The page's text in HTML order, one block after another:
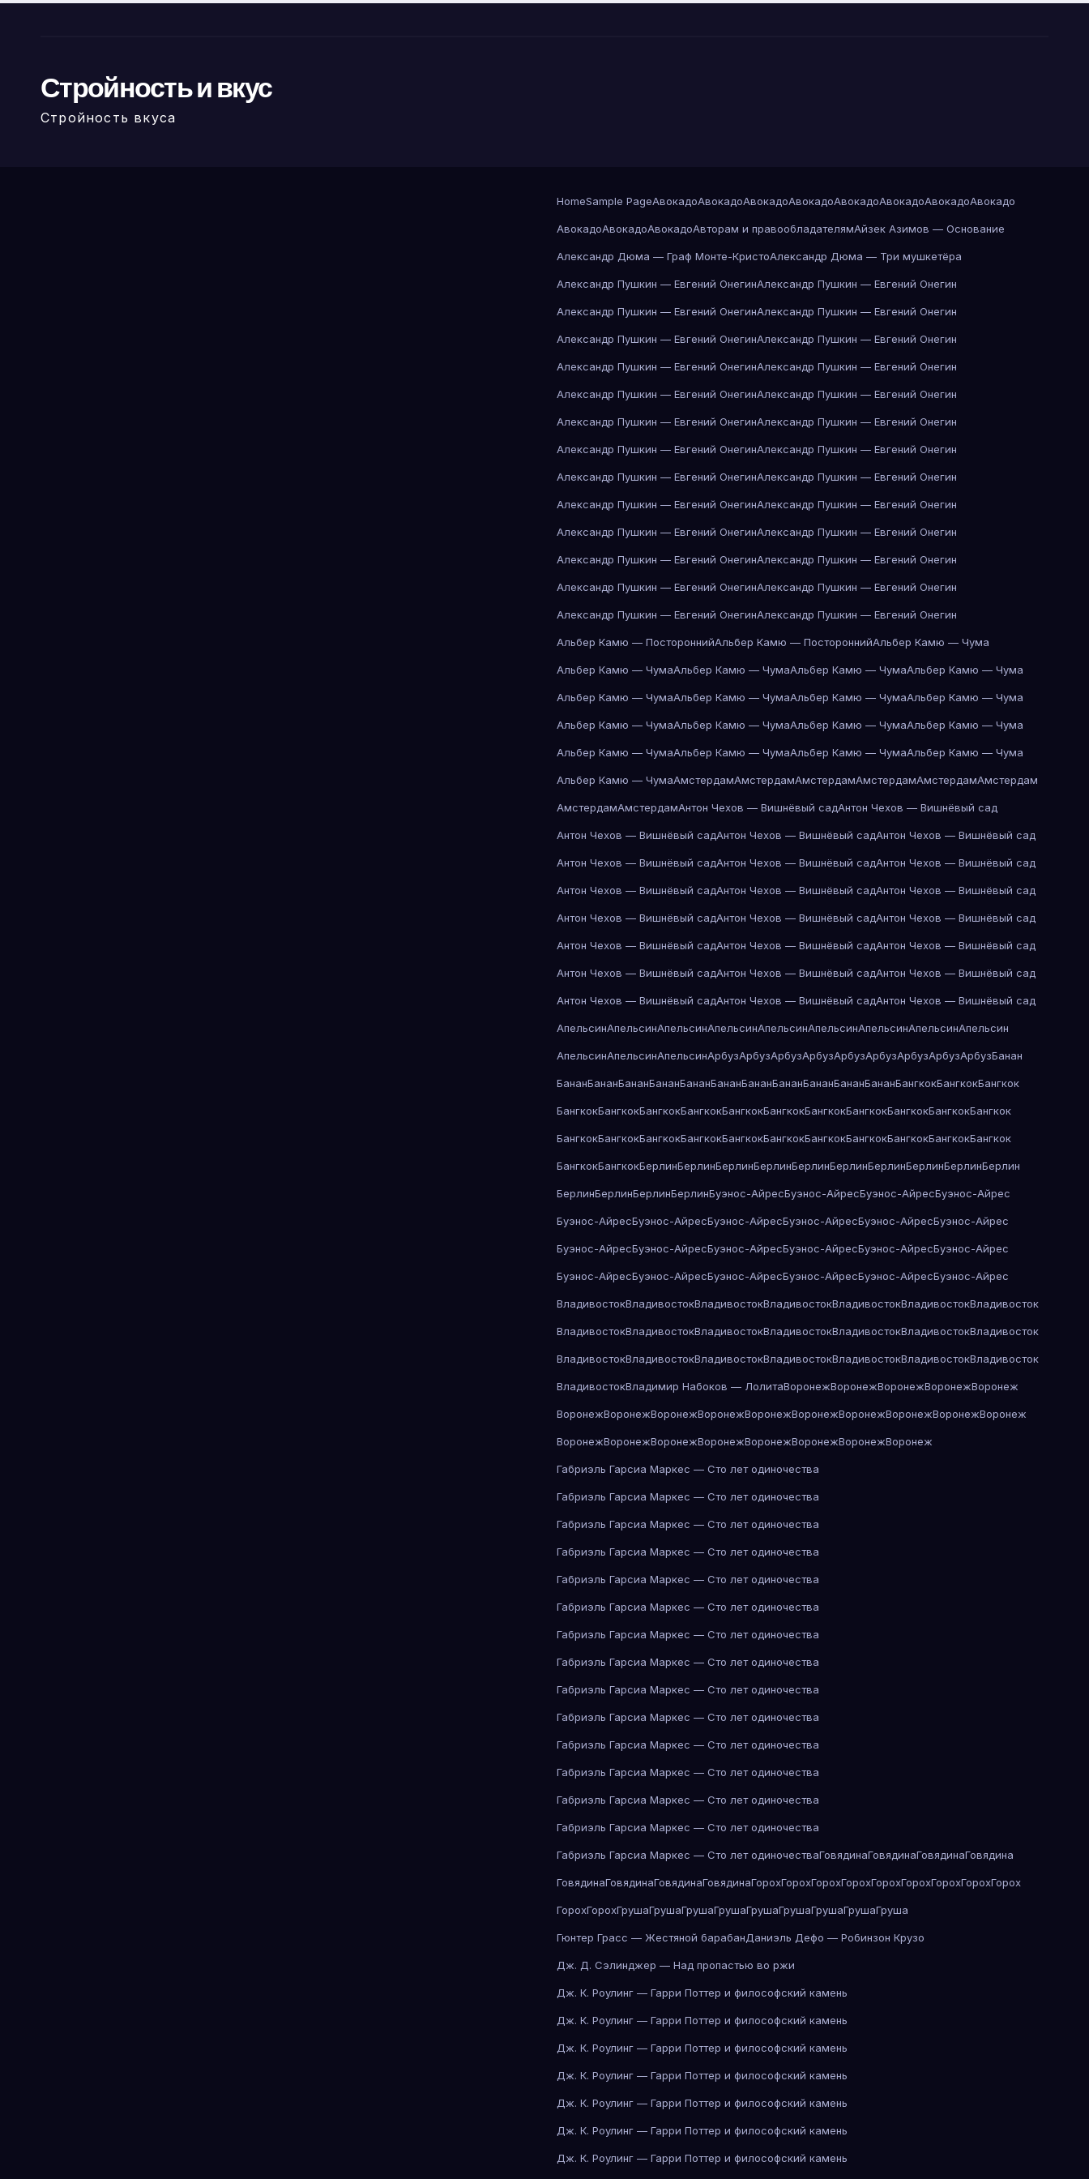
Стройность и вкус
Стройность вкуса
HomeSample PageАвокадоАвокадоАвокадоАвокадоАвокадоАвокадоАвокадоАвокадо
АвокадоАвокадоАвокадоАвторам и правообладателямАйзек Азимов — Основание
Александр Дюма — Граф Монте-КристоАлександр Дюма — Три мушкетёра
Александр Пушкин — Евгений ОнегинАлександр Пушкин — Евгений Онегин
Александр Пушкин — Евгений ОнегинАлександр Пушкин — Евгений Онегин
Александр Пушкин — Евгений ОнегинАлександр Пушкин — Евгений Онегин
Александр Пушкин — Евгений ОнегинАлександр Пушкин — Евгений Онегин
Александр Пушкин — Евгений ОнегинАлександр Пушкин — Евгений Онегин
Александр Пушкин — Евгений ОнегинАлександр Пушкин — Евгений Онегин
Александр Пушкин — Евгений ОнегинАлександр Пушкин — Евгений Онегин
Александр Пушкин — Евгений ОнегинАлександр Пушкин — Евгений Онегин
Александр Пушкин — Евгений ОнегинАлександр Пушкин — Евгений Онегин
Александр Пушкин — Евгений ОнегинАлександр Пушкин — Евгений Онегин
Александр Пушкин — Евгений ОнегинАлександр Пушкин — Евгений Онегин
Александр Пушкин — Евгений ОнегинАлександр Пушкин — Евгений Онегин
Александр Пушкин — Евгений ОнегинАлександр Пушкин — Евгений Онегин
Альбер Камю — ПостороннийАльбер Камю — ПостороннийАльбер Камю — Чума
Альбер Камю — ЧумаАльбер Камю — ЧумаАльбер Камю — ЧумаАльбер Камю — Чума
Альбер Камю — ЧумаАльбер Камю — ЧумаАльбер Камю — ЧумаАльбер Камю — Чума
Альбер Камю — ЧумаАльбер Камю — ЧумаАльбер Камю — ЧумаАльбер Камю — Чума
Альбер Камю — ЧумаАльбер Камю — ЧумаАльбер Камю — ЧумаАльбер Камю — Чума
Альбер Камю — ЧумаАмстердамАмстердамАмстердамАмстердамАмстердамАмстердам
АмстердамАмстердамАнтон Чехов — Вишнёвый садАнтон Чехов — Вишнёвый сад
Антон Чехов — Вишнёвый садАнтон Чехов — Вишнёвый садАнтон Чехов — Вишнёвый сад
Антон Чехов — Вишнёвый садАнтон Чехов — Вишнёвый садАнтон Чехов — Вишнёвый сад
Антон Чехов — Вишнёвый садАнтон Чехов — Вишнёвый садАнтон Чехов — Вишнёвый сад
Антон Чехов — Вишнёвый садАнтон Чехов — Вишнёвый садАнтон Чехов — Вишнёвый сад
Антон Чехов — Вишнёвый садАнтон Чехов — Вишнёвый садАнтон Чехов — Вишнёвый сад
Антон Чехов — Вишнёвый садАнтон Чехов — Вишнёвый садАнтон Чехов — Вишнёвый сад
Антон Чехов — Вишнёвый садАнтон Чехов — Вишнёвый садАнтон Чехов — Вишнёвый сад
АпельсинАпельсинАпельсинАпельсинАпельсинАпельсинАпельсинАпельсинАпельсин
АпельсинАпельсинАпельсинАрбузАрбузАрбузАрбузАрбузАрбузАрбузАрбузАрбузБанан
БананБананБананБананБананБананБананБананБананБананБананБангкокБангкокБангкок
БангкокБангкокБангкокБангкокБангкокБангкокБангкокБангкокБангкокБангкокБангкок
БангкокБангкокБангкокБангкокБангкокБангкокБангкокБангкокБангкокБангкокБангкок
БангкокБангкокБерлинБерлинБерлинБерлинБерлинБерлинБерлинБерлинБерлинБерлин
БерлинБерлинБерлинБерлинБуэнос-АйресБуэнос-АйресБуэнос-АйресБуэнос-Айрес
Буэнос-АйресБуэнос-АйресБуэнос-АйресБуэнос-АйресБуэнос-АйресБуэнос-Айрес
Буэнос-АйресБуэнос-АйресБуэнос-АйресБуэнос-АйресБуэнос-АйресБуэнос-Айрес
Буэнос-АйресБуэнос-АйресБуэнос-АйресБуэнос-АйресБуэнос-АйресБуэнос-Айрес
ВладивостокВладивостокВладивостокВладивостокВладивостокВладивостокВладивосток
ВладивостокВладивостокВладивостокВладивостокВладивостокВладивостокВладивосток
ВладивостокВладивостокВладивостокВладивостокВладивостокВладивостокВладивосток
ВладивостокВладимир Набоков — ЛолитаВоронежВоронежВоронежВоронежВоронеж
ВоронежВоронежВоронежВоронежВоронежВоронежВоронежВоронежВоронежВоронеж
ВоронежВоронежВоронежВоронежВоронежВоронежВоронежВоронеж
Габриэль Гарсиа Маркес — Сто лет одиночества
Габриэль Гарсиа Маркес — Сто лет одиночества
Габриэль Гарсиа Маркес — Сто лет одиночества
Габриэль Гарсиа Маркес — Сто лет одиночества
Габриэль Гарсиа Маркес — Сто лет одиночества
Габриэль Гарсиа Маркес — Сто лет одиночества
Габриэль Гарсиа Маркес — Сто лет одиночества
Габриэль Гарсиа Маркес — Сто лет одиночества
Габриэль Гарсиа Маркес — Сто лет одиночества
Габриэль Гарсиа Маркес — Сто лет одиночества
Габриэль Гарсиа Маркес — Сто лет одиночества
Габриэль Гарсиа Маркес — Сто лет одиночества
Габриэль Гарсиа Маркес — Сто лет одиночества
Габриэль Гарсиа Маркес — Сто лет одиночества
Габриэль Гарсиа Маркес — Сто лет одиночестваГовядинаГовядинаГовядинаГовядина
ГовядинаГовядинаГовядинаГовядинаГорохГорохГорохГорохГорохГорохГорохГорохГорох
ГорохГорохГрушаГрушаГрушаГрушаГрушаГрушаГрушаГрушаГруша
Гюнтер Грасс — Жестяной барабанДаниэль Дефо — Робинзон Крузо
Дж. Д. Сэлинджер — Над пропастью во ржи
Дж. К. Роулинг — Гарри Поттер и философский камень
Дж. К. Роулинг — Гарри Поттер и философский камень
Дж. К. Роулинг — Гарри Поттер и философский камень
Дж. К. Роулинг — Гарри Поттер и философский камень
Дж. К. Роулинг — Гарри Поттер и философский камень
Дж. К. Роулинг — Гарри Поттер и философский камень
Дж. К. Роулинг — Гарри Поттер и философский камень